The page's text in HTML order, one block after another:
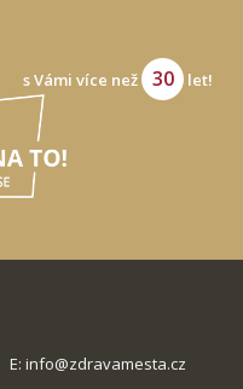
s Vámi více než
30 let!
E: info@zdravamesta.cz